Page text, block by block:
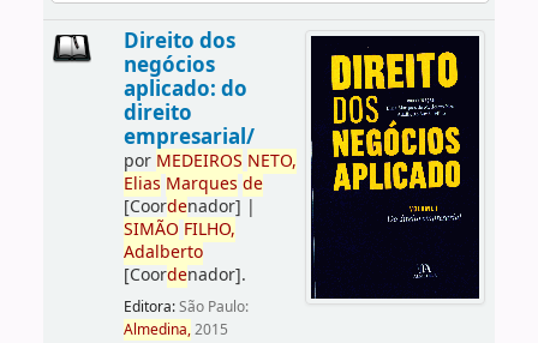
Direito dos
negócios
aplicado: do
direito
empresarial/
por MEDEIROS NETO,
Elias Marques de
[Coordenador] |
SIMÃO FILHO,
Adalberto
[Coordenador].
Editora:São Paulo:
Almedina,2015